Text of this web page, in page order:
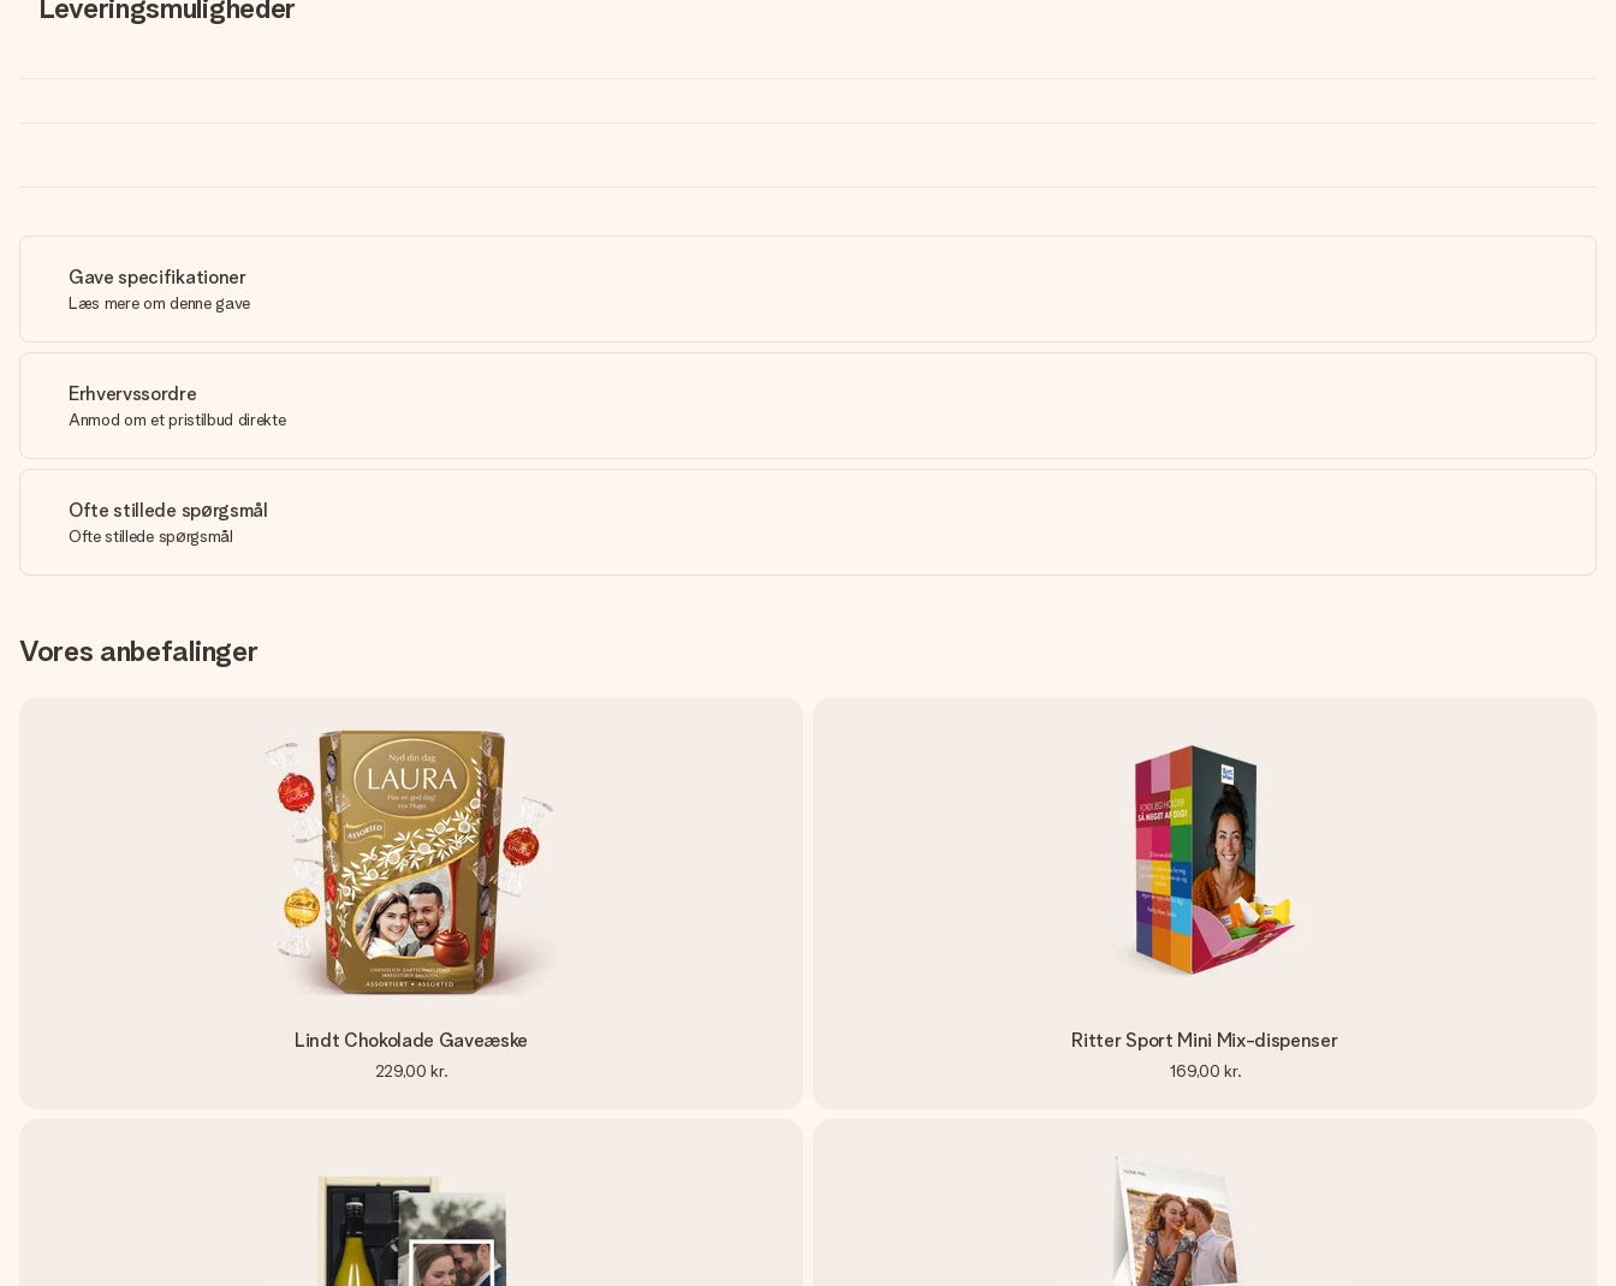
Leveringsmuligheder
Gave specifikationer
Læs mere om denne gave
Erhvervssordre
Anmod om et pristilbud direkte
Ofte stillede spørgsmål
Ofte stillede spørgsmål
Vores anbefalinger
Lindt Chokolade Gaveæske
229,00 kr.
Ritter Sport Mini Mix-dispenser
169,00 kr.